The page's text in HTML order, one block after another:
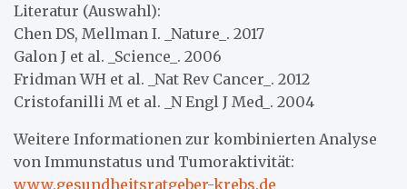
Literatur (Auswahl):
Chen DS, Mellman I. _Nature_. 2017
Galon J et al. _Science_. 2006
Fridman WH et al. _Nat Rev Cancer_. 2012
Cristofanilli M et al. _N Engl J Med_. 2004
Weitere Informationen zur kombinierten Analyse
von Immunstatus und Tumoraktivität:
www.gesundheitsratgeber-krebs.de